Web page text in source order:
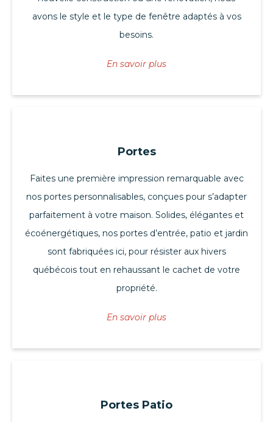
avons le style et le type de fenêtre adaptés à vos
besoins.
En savoir plus
Portes
Faites une première impression remarquable avec
nos portes personnalisables, conçues pour s’adapter
parfaitement à votre maison. Solides, élégantes et
écoénergétiques, nos portes d’entrée, patio et jardin
sont fabriquées ici, pour résister aux hivers
québécois tout en rehaussant le cachet de votre
propriété.
En savoir plus
Portes Patio